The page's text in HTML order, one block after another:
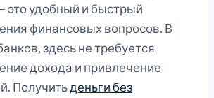
это удобный и быстрый
финансовых вопросов. В
здесь не требуется
дохода и привлечение
Получитьденьги без